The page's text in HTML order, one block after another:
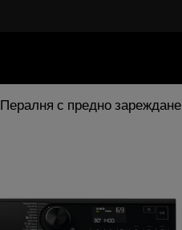
Пералня с предно зареждане